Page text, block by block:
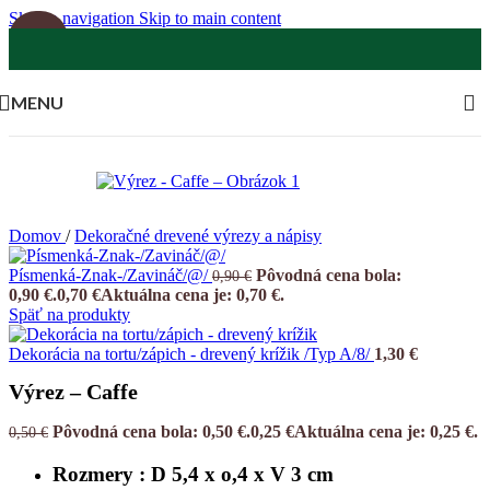
Skip to navigation Skip to main content
MENU
Domov / Dekoračné drevené výrezy a nápisy
Písmenká-Znak-/Zavináč/@/0,90€ Pôvodná cena bola:
0,90 €.0,70 €Aktuálna cena je: 0,70 €.
Späť na produkty
Dekorácia na tortu/zápich - drevený krížik /Typ A/8/ 1,30 €
Výrez – Caffe
0,50€ Pôvodná cena bola: 0,50 €.0,25 €Aktuálna cena je: 0,25 €.
Rozmery : D 5,4 x o,4 x V 3 cm